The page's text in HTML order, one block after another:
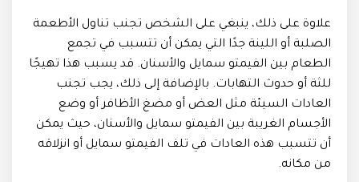
علاوة على ذلك، ينبغي على الشخص تجنب تناول الأطعمة
الصلبة أو اللينة جدًا التي يمكن أن تتسبب في تجمع
الطعام بين الفيمتو سمايل والأسنان. قد يسبب هذا تهيجًا
للثة أو حدوث التهابات. بالإضافة إلى ذلك، يجب تجنب
العادات السيئة مثل العض أو مضغ الأظافر أو وضع
الأجسام الغريبة بين الفيمتو سمايل والأسنان، حيث يمكن
أن تتسبب هذه العادات في تلف الفيمتو سمايل أو انزلاقه
من مكانه.